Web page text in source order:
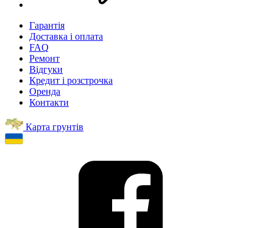
Гарантія
Доставка і оплата
FAQ
Ремонт
Відгуки
Кредит і розстрочка
Оренда
Контакти
Карта грунтів